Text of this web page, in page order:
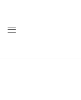
springen